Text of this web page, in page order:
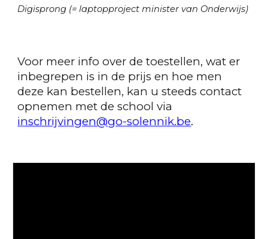
Digisprong (= laptopproject minister van Onderwijs)
Voor meer info over de toestellen, wat er
inbegrepen is in de prijs en hoe men
deze kan bestellen, kan u steeds contact
opnemen met de school via
inschrijvingen@go-solennik.be.